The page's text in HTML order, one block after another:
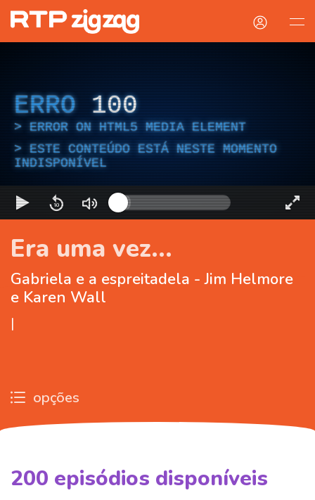
ERRO 100
ERROR ON HTML5 MEDIA ELEMENT
ESTE CONTEÚDO ESTÁ NESTE MOMENTO
INDISPONÍVEL
Era uma vez...
Gabriela e a espreitadela - Jim Helmore
e Karen Wall
|
opções
200 episódios disponíveis